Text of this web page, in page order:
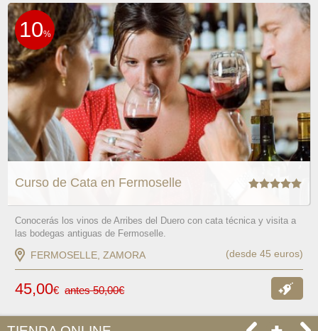
10%
Curso de Cata en Fermoselle
Conocerás los vinos de Arribes del Duero con cata técnica y visita a
las bodegas antiguas de Fermoselle.
FERMOSELLE, ZAMORA (desde 45 euros)
45,00€antes 50,00€
Ver
oferta